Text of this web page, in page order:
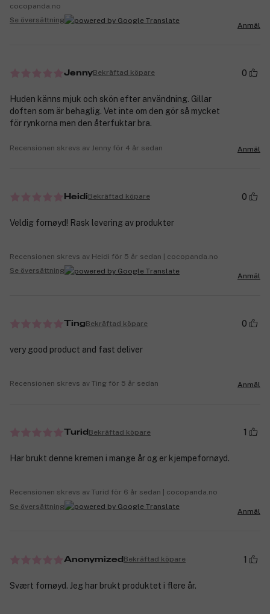
cocopanda.no
Se översättning
Anmäl
JennyBekräftad köpare 0
Huden känns mjuk och skön efter användning. Gillar
doften som är behaglig. Vet inte om den gör så mycket
för rynkorna men den återfuktar bra.
Recensionen skrevs av Jenny för 4 år sedan Anmäl
HeidiBekräftad köpare 0
Veldig fornøyd! Rask levering av produkter
Recensionen skrevs av Heidi för 5 år sedan | cocopanda.no
Se översättning
Anmäl
TingBekräftad köpare 0
very good product and fast deliver
Recensionen skrevs av Ting för 5 år sedan Anmäl
Turid Bekräftad köpare 1
Har brukt denne kremen i mange år og er kjempefornøyd.
Recensionen skrevs av Turid för 6 år sedan | cocopanda.no
Se översättning
Anmäl
Anonymized Bekräftad köpare 1
Svært fornøyd. Jeg har brukt produktet i flere år.